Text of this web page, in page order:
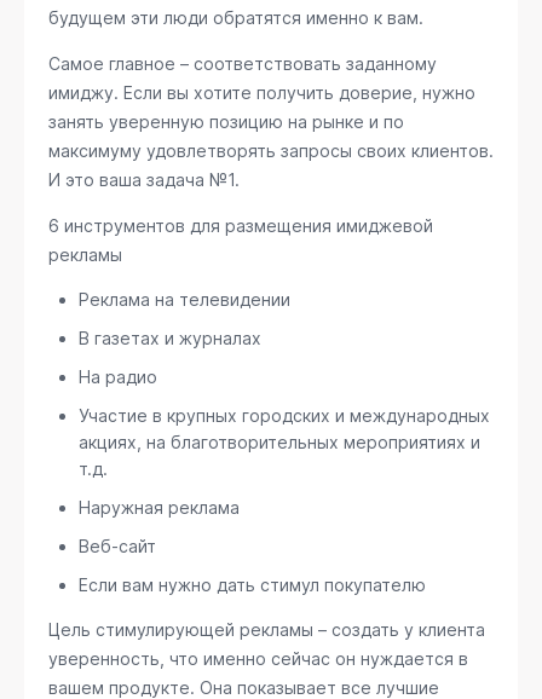
будущем эти люди обратятся именно к вам.
Самое главное – соответствовать заданному
имиджу. Если вы хотите получить доверие, нужно
занять уверенную позицию на рынке и по
максимуму удовлетворять запросы своих клиентов.
И это ваша задача №1.
6 инструментов для размещения имиджевой
рекламы
Реклама на телевидении
В газетах и журналах
На радио
Участие в крупных городских и международных
акциях, на благотворительных мероприятиях и
т.д.
Наружная реклама
Веб-сайт
Если вам нужно дать стимул покупателю
Цель стимулирующей рекламы – создать у клиента
уверенность, что именно сейчас он нуждается в
вашем продукте. Она показывает все лучшие